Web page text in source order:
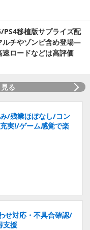
PS4移植版サプライズ配
ルチやゾンビ含め登場―
ロードなどは高評価
る
/残業ほぼなし/コン
実!/ゲーム感覚で楽
せ対応・不具合確認/
支援